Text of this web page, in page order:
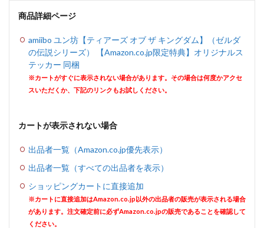
商品詳細ページ
amiibo ユン坊【ティアーズ オブ ザ キングダム】（ゼルダ
の伝説シリーズ） 【Amazon.co.jp限定特典】オリジナルス
テッカー 同梱
※カートがすぐに表示されない場合があります。その場合は何度かアクセ
スいただくか、下記のリンクもお試しください。
カートが表示されない場合
出品者一覧（Amazon.co.jp優先表示）
出品者一覧（すべての出品者を表示）
ショッピングカートに直接追加
※カートに直接追加はAmazon.co.jp以外の出品者の販売が表示される場合
があります。注文確定前に必ずAmazon.co.jpの販売であることを確認して
ください。